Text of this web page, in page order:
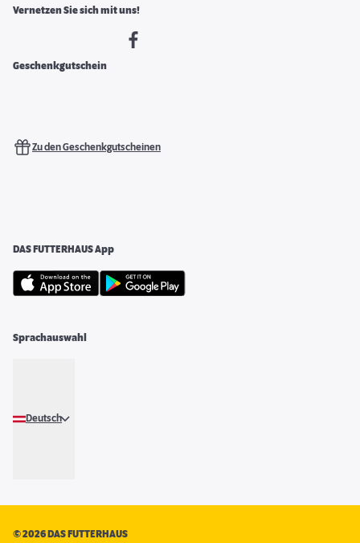
Vernetzen Sie sich mit uns!
Geschenkgutschein
Zu den Geschenkgutscheinen
DAS FUTTERHAUS App
Sprachauswahl
Deutsch
©2026 DAS FUTTERHAUS